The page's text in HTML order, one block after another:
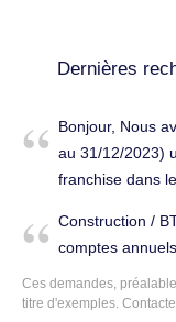
Dernières
Bonjour, Nous
au 31/12/2023)
franchise dans
les missions
établissement
déclaration de
fiches de paies
Construction /
comptes
Ces demandes,
titre d'exemples.